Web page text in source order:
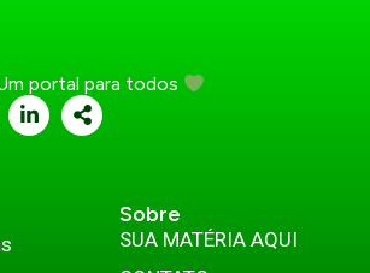
portal para todos
Sobre
SUA MATÉRIA AQUI